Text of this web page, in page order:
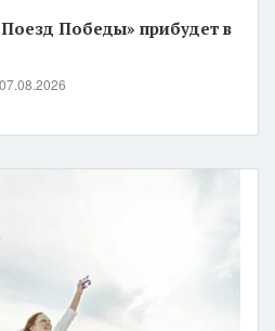
Победы» прибудет в
07.08.2026